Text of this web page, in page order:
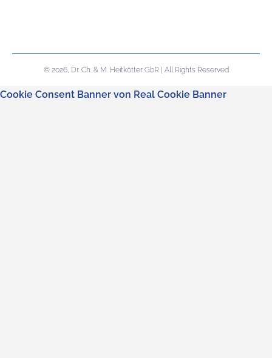
© 2026, Dr. Ch. & M. Heitkötter GbR | All Rights Reserved
Cookie Consent Banner von Real Cookie Banner